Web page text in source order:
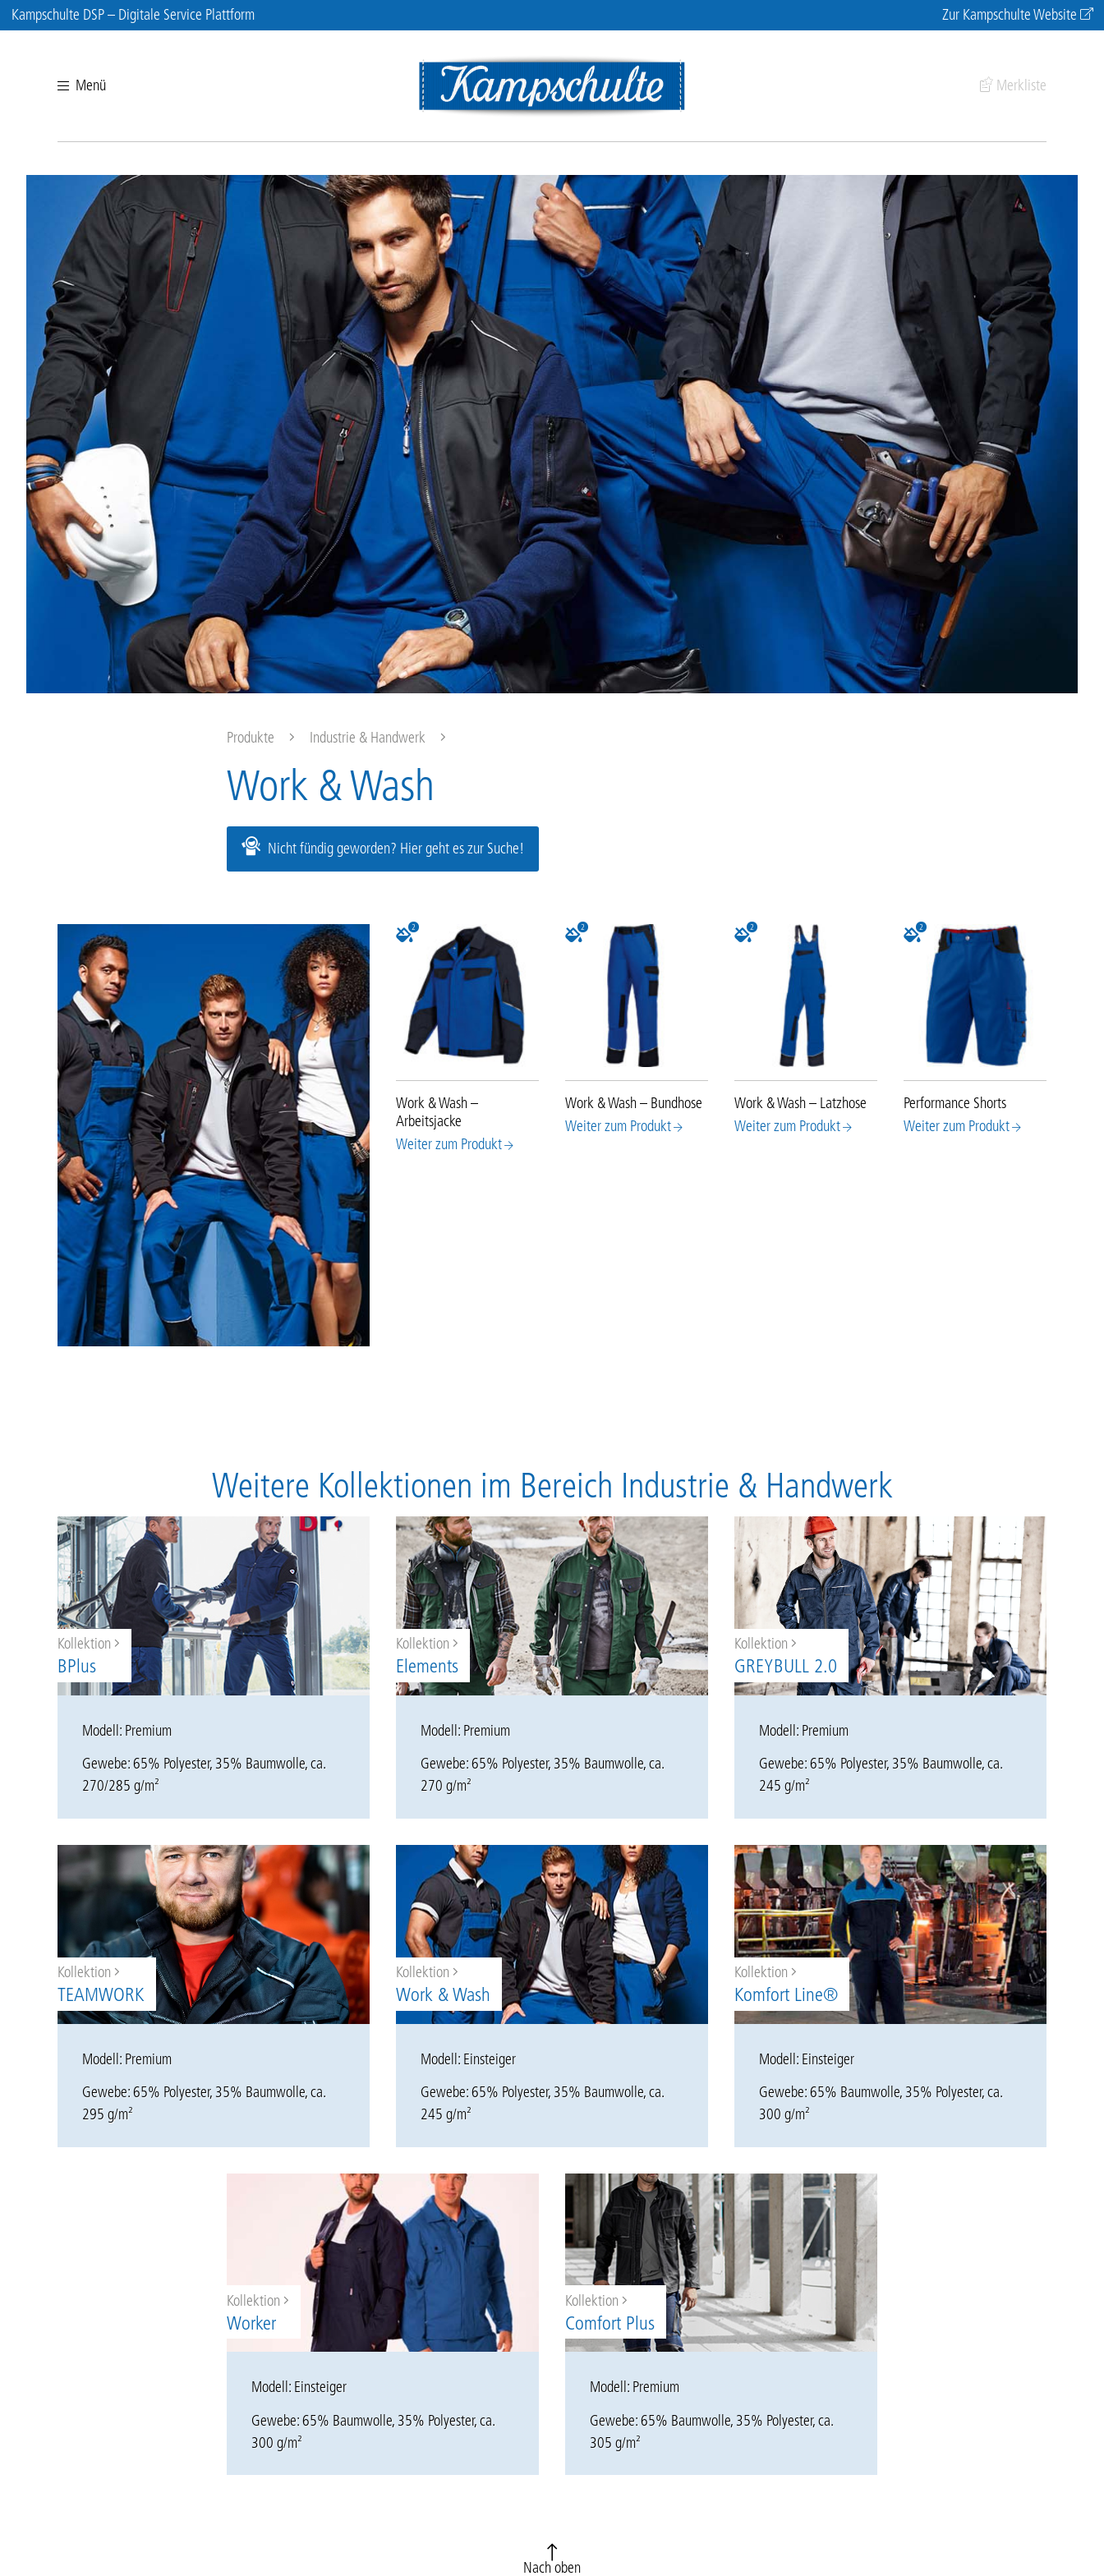
Kampschulte DSP – Digitale Service Plattform Zur Kampschulte Website
Menü Merkliste
Produkte Industrie & Handwerk
Work & Wash
Nicht fündig geworden? Hier geht es zur Suche!
2
Work & Wash –
Arbeitsjacke
Weiter zum Produkt
2
Work & Wash – Bundhose
Weiter zum Produkt
2
Work & Wash – Latzhose
Weiter zum Produkt
2
Performance Shorts
Weiter zum Produkt
Weitere Kollektionen im Bereich Industrie & Handwerk
Kollektion
BPlus
Modell: Premium
Gewebe: 65% Polyester, 35% Baumwolle, ca.
270/285 g/m²
Kollektion
Elements
Modell: Premium
Gewebe: 65% Polyester, 35% Baumwolle, ca.
270 g/m²
Kollektion
GREYBULL 2.0
Modell: Premium
Gewebe: 65% Polyester, 35% Baumwolle, ca.
245 g/m²
Kollektion
TEAMWORK
Modell: Premium
Gewebe: 65% Polyester, 35% Baumwolle, ca.
295 g/m²
Kollektion
Work & Wash
Modell: Einsteiger
Gewebe: 65% Polyester, 35% Baumwolle, ca.
245 g/m²
Kollektion
Komfort Line®
Modell: Einsteiger
Gewebe: 65% Baumwolle, 35% Polyester, ca.
300 g/m²
Kollektion
Worker
Modell: Einsteiger
Gewebe: 65% Baumwolle, 35% Polyester, ca.
300 g/m²
Kollektion
Comfort Plus
Modell: Premium
Gewebe: 65% Baumwolle, 35% Polyester, ca.
305 g/m²
Nach oben